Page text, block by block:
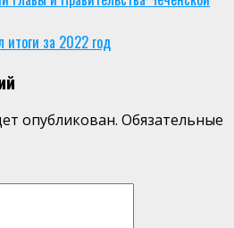
за 2022 год
опубликован. Обязательные